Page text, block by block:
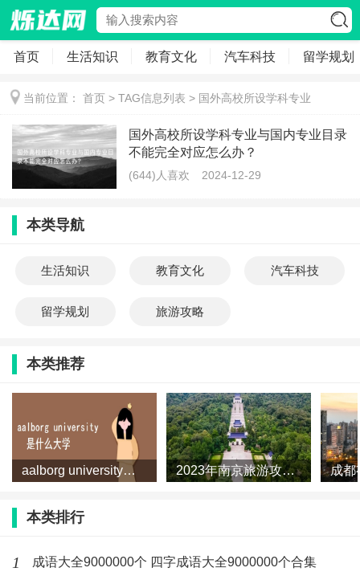
首页 生活知识 教育文化 汽车科技 留学规划
当前位置： 首页 > TAG信息列表 > 国外高校所设学科专业
国外高校所设学科专业与国内专业目录
不能完全对应怎么办？
(644)人喜欢 2024-12-29
本类导航
生活知识 教育文化 汽车科技
留学规划 旅游攻略
本类推荐
aalborg university是什么大学？ 2023年南京旅游攻略（精彩纷呈的南京旅游攻略）
本类排行
1 成语大全9000000个 四字成语大全9000000个合集